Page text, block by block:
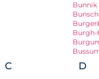
Bunnik
Burgh-
C D